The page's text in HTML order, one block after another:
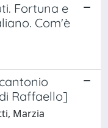
Fortuna e
Com'è
Raffaello]
Marzia